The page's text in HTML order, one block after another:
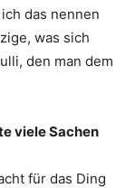
das nennen
was sich
den man dem
viele Sachen
für das Ding